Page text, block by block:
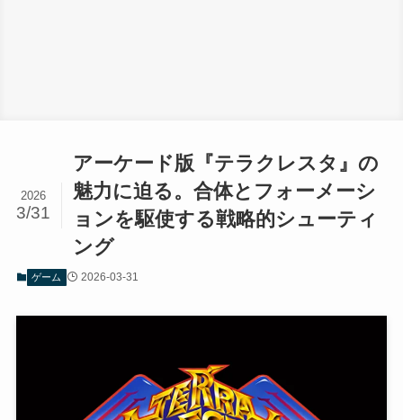
アーケード版『テラクレスタ』の
魅力に迫る。合体とフォーメーシ
ョンを駆使する戦略的シューティ
ング
2026
3/31
ゲーム 2026-03-31